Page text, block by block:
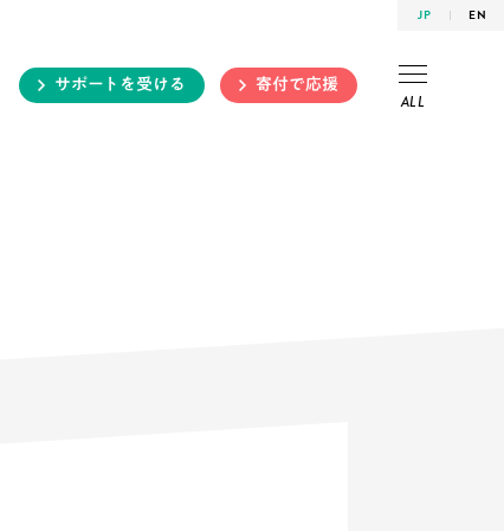
JP EN
サポートを受ける 寄付で応援
ALL